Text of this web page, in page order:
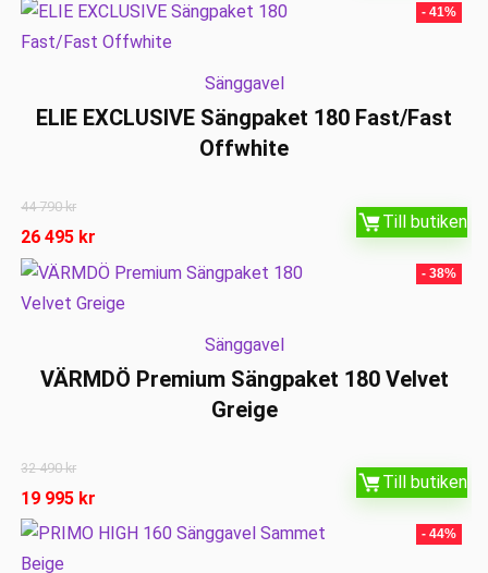
- 41%
Sänggavel
ELIE EXCLUSIVE Sängpaket 180 Fast/Fast
Offwhite
44 790kr
26 495 kr
Till butiken
- 38%
Sänggavel
VÄRMDÖ Premium Sängpaket 180 Velvet
Greige
32 490kr
19 995 kr
Till butiken
- 44%